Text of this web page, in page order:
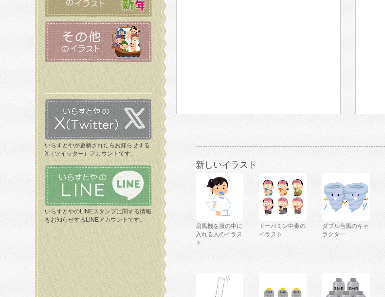
いらすとやが更新されたらお知らせする
X（ツイッター）アカウントです。
いらすとやのLINEスタンプに関する情報
をお知らせするLINEアカウントです。
新しいイラスト
扇風機を服の中に
入れる人のイラス
ト
ドーパミン中毒の
イラスト
ダブル台風のキャ
ラクター